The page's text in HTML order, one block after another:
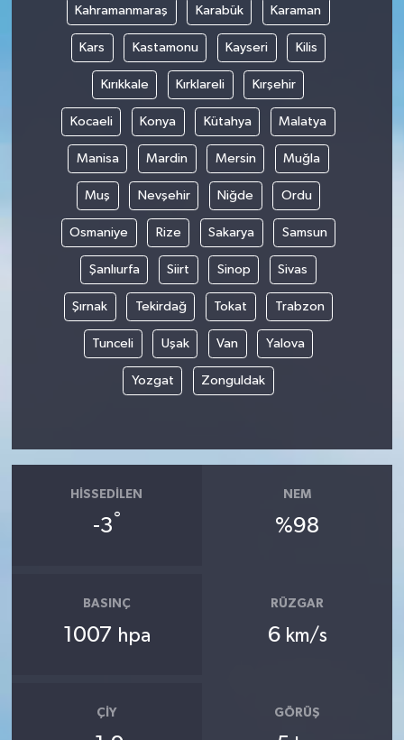
Kahramanmaraş Karabük Karaman
Kars Kastamonu Kayseri Kilis
Kırıkkale Kırklareli Kırşehir
Kocaeli Konya Kütahya Malatya
Manisa Mardin Mersin Muğla
Muş Nevşehir Niğde Ordu
Osmaniye Rize Sakarya Samsun
Şanlıurfa Siirt Sinop Sivas
Şırnak Tekirdağ Tokat Trabzon
Tunceli Uşak Van Yalova
Yozgat Zonguldak
HISSEDILEN
-3°
NEM
%98
BASINÇ
1007 hpa
RÜZGAR
6 km/s
ÇIY GÖRÜŞ